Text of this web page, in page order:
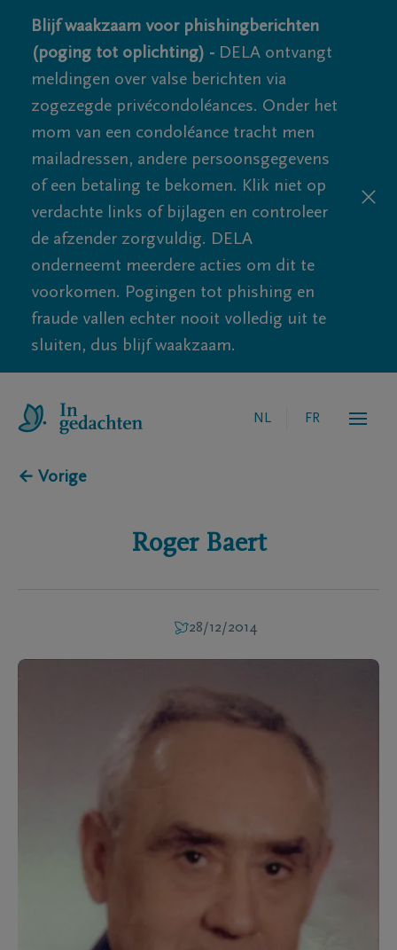
Blijf waakzaam voor phishingberichten
(poging tot oplichting) - DELA ontvangt
meldingen over valse berichten via
zogezegde privécondoléances. Onder het
mom van een condoléance tracht men
mailadressen, andere persoonsgegevens
of een betaling te bekomen. Klik niet op
verdachte links of bijlagen en controleer
de afzender zorgvuldig. DELA
onderneemt meerdere acties om dit te
voorkomen. Pogingen tot phishing en
fraude vallen echter nooit volledig uit te
sluiten, dus blijf waakzaam.
NL FR
← Vorige
Roger Baert
28/12/2014